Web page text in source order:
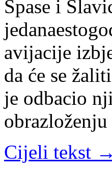
Spase i
avijacije
da će se
je odbacio
Cijeli tekst →